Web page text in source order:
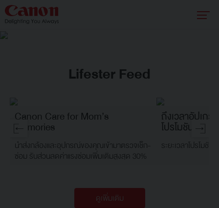
Lifester Feed
Canon Care for Mom’s
Memories
นำส่งกล้องและอุปกรณ์ของคุณเข้ามาตรวจเช็ก-
ซ่อม รับส่วนลดค่าแรงซ่อมเพิ่มเติมสูงสุด 30%
ถึงเวลาอัปเก
โปรโมชันพิเศ
ระยะเวลาโปรโมชั
ดูเพิ่มเติม